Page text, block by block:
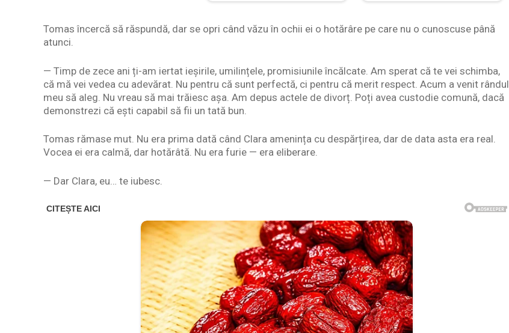
Tomas încercă să răspundă, dar se opri când văzu în ochii ei o hotărâre pe care nu o cunoscuse până
atunci.
— Timp de zece ani ți-am iertat ieșirile, umilințele, promisiunile încălcate. Am sperat că te vei schimba,
că mă vei vedea cu adevărat. Nu pentru că sunt perfectă, ci pentru că merit respect. Acum a venit rândul
meu să aleg. Nu vreau să mai trăiesc așa. Am depus actele de divorț. Poți avea custodie comună, dacă
demonstrezi că ești capabil să fii un tată bun.
Tomas rămase mut. Nu era prima dată când Clara amenința cu despărțirea, dar de data asta era real.
Vocea ei era calmă, dar hotărâtă. Nu era furie — era eliberare.
— Dar Clara, eu… te iubesc.